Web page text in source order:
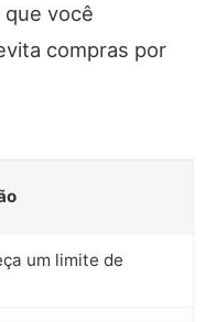
que você
compras por
um limite de